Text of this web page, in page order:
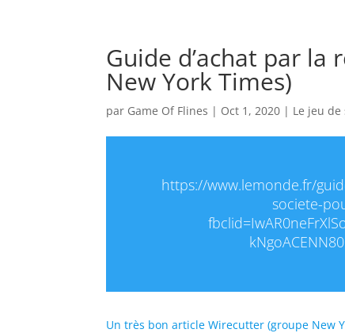
Guide d’achat par
New York Times)
par Game Of Flines | Oct 1, 2020 | Le jeu
https://www.lemonde.fr/
societe-
Un très bon article Wirecutter (groupe New